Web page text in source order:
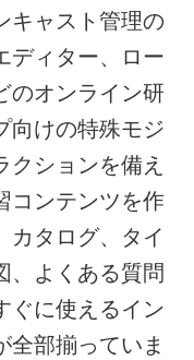
キャスト管理の
ディター、ロー
のオンライン研
向けの特殊モジ
ションを備え
コンテンツを作
カタログ、タイ
、よくある質問
ぐに使えるイン
全部揃っていま